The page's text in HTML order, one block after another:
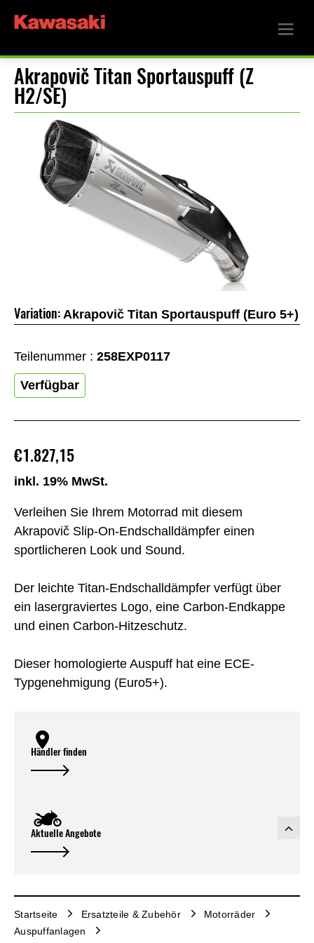
Akrapovič Titan Sportauspuff (Z
H2/SE)
Verleihen Sie Ihrem Motorrad mit diesem
Akrapovič Slip-On-Endschalldämpfer einen
sportlicheren Look und Sound.
Der leichte Titan-Endschalldämpfer verfügt über
ein lasergraviertes Logo, eine Carbon-Endkappe
und einen Carbon-Hitzeschutz.
Dieser homologierte Auspuff hat eine ECE-
Typgenehmigung (Euro5+).
€1.827,15
inkl. 19% MwSt.
Variation: Akrapovič Titan Sportauspuff (Euro 5+)
Teilenummer : 258EXP0117
Verfügbar
Händler finden
Aktuelle Angebote
Startseite Ersatzteile & Zubehör
Motorräder
Auspuffanlagen